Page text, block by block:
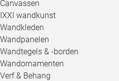
Canvassen
IXXI wandkunst
Wandkleden
Wandpanelen
Wandtegels & -borden
Wandornamenten
Verf & Behang